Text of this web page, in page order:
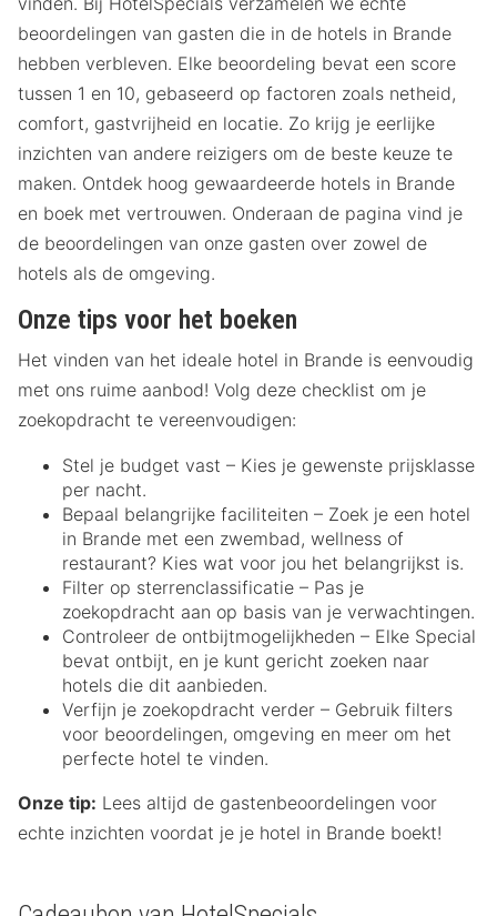
beoordelingen van gasten die in de hotels in Brande
hebben verbleven. Elke beoordeling bevat een score
tussen 1 en 10, gebaseerd op factoren zoals netheid,
comfort, gastvrijheid en locatie. Zo krijg je eerlijke
inzichten van andere reizigers om de beste keuze te
maken. Ontdek hoog gewaardeerde hotels in Brande
en boek met vertrouwen. Onderaan de pagina vind je
de beoordelingen van onze gasten over zowel de
hotels als de omgeving.
Onze tips voor het boeken
Het vinden van het ideale hotel in Brande is eenvoudig
met ons ruime aanbod! Volg deze checklist om je
zoekopdracht te vereenvoudigen:
Stel je budget vast – Kies je gewenste prijsklasse
per nacht.
Bepaal belangrijke faciliteiten – Zoek je een hotel
in Brande met een zwembad, wellness of
restaurant? Kies wat voor jou het belangrijkst is.
Filter op sterrenclassificatie – Pas je
zoekopdracht aan op basis van je verwachtingen.
Controleer de ontbijtmogelijkheden – Elke Special
bevat ontbijt, en je kunt gericht zoeken naar
hotels die dit aanbieden.
Verfijn je zoekopdracht verder – Gebruik filters
voor beoordelingen, omgeving en meer om het
perfecte hotel te vinden.
Onze tip: Lees altijd de gastenbeoordelingen voor
echte inzichten voordat je je hotel in Brande boekt!